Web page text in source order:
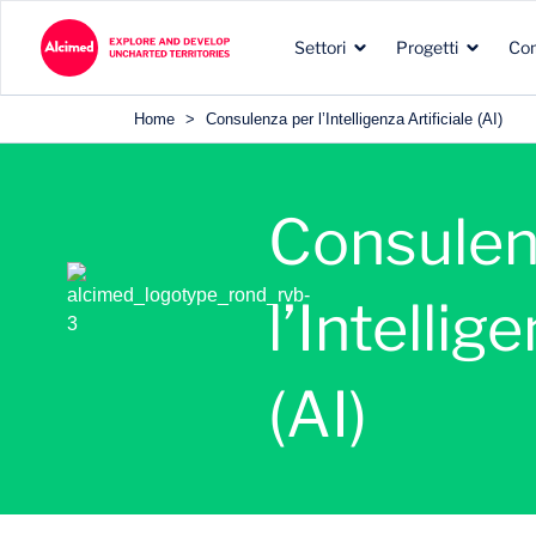
Settori
Le aree di esplorazione in
cui operiamo
Progetti
I tipi di incarichi che
svolgiamo per i nostri
La nostra esperienza nei
settori dei nostri clienti
Home > Consulenza per l’Intelligenza Artificiale (AI)
(AI)